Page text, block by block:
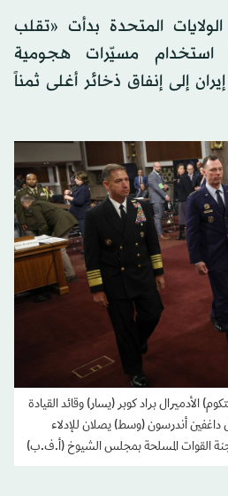
المتحدة بدأت «تقلب
استخدام مسيّرات هجومية
إلى إنفاق ذخائر أغلى ثمناً
الأدميرال براد كوبر (يسار) وقائد القيادة
داغفين أندرسون (وسط) يصلان للإدلاء
القوات المسلحة بمجلس الشيوخ (أ.ف.ب)